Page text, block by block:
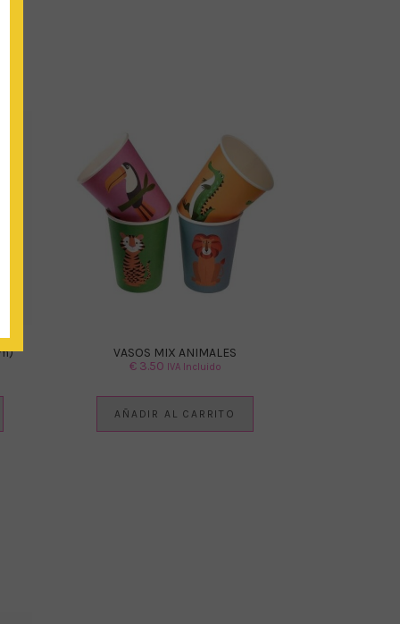
VASOS MIX ANIMALES
€3.50 IVA Incluido
AÑADIR AL CARRITO